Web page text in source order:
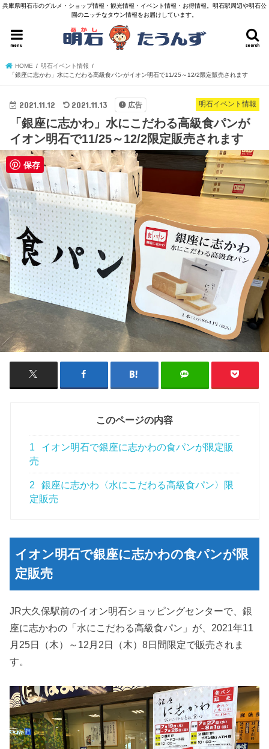
兵庫県明石市のグルメ・ショップ情報・観光情報・イベント情報・お得情報。明石駅周辺や明石公
園のニッチなタウン情報をお届けしています。
search
menu
HOME
明石イベント情報
「銀座に志かわ」水にこだわる高級食パンがイオン明石で11/25～12/2限定販売されます
明石イベント情報
2021.11.12 2021.11.13 広告
「銀座に志かわ」水にこだわる高級食パンが
イオン明石で11/25～12/2限定販売されます
このページの内容
1
イオン明石で銀座に志かわの食パンが限定販
売
2
銀座に志かわ〈水にこだわる高級食パン〉限
定販売
イオン明石で銀座に志かわの食パンが限
定販売
JR大久保駅前のイオン明石ショッピングセンターで、銀
座に志かわの「水にこだわる高級食パン」が、2021年11
月25日（木）～12月2日（木）8日間限定で販売されま
す。
保存